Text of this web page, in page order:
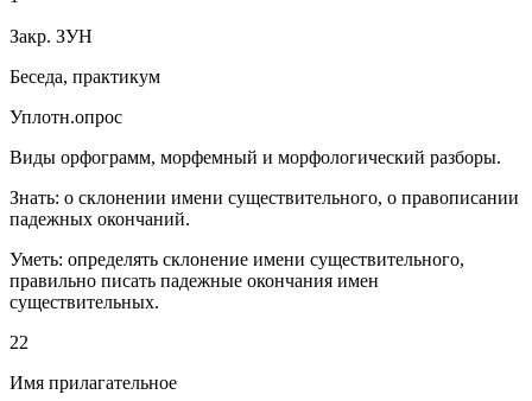
Закр. ЗУН
Беседа, практикум
Уплотн.опрос
Виды орфограмм, морфемный и морфологический разборы.
Знать: о склонении имени существительного, о правописании
падежных окончаний.
Уметь: определять склонение имени существительного,
правильно писать падежные окончания имен
существительных.
22
Имя прилагательное